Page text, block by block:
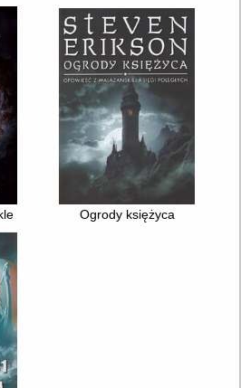
Ogrody księżyca